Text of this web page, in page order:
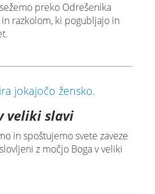
preko Odrešenika
razkolom, ki pogubljajo in
veliki slavi
in spoštujemo svete zaveze
z močjo Boga v veliki